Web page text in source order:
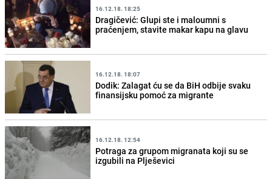
16.12.18. 18:25
Dragičević: Glupi ste i maloumni s
praćenjem, stavite makar kapu na glavu
16.12.18. 18:07
Dodik: Zalagat ću se da BiH odbije svaku
finansijsku pomoć za migrante
16.12.18. 12:54
Potraga za grupom migranata koji su se
izgubili na Plješevici